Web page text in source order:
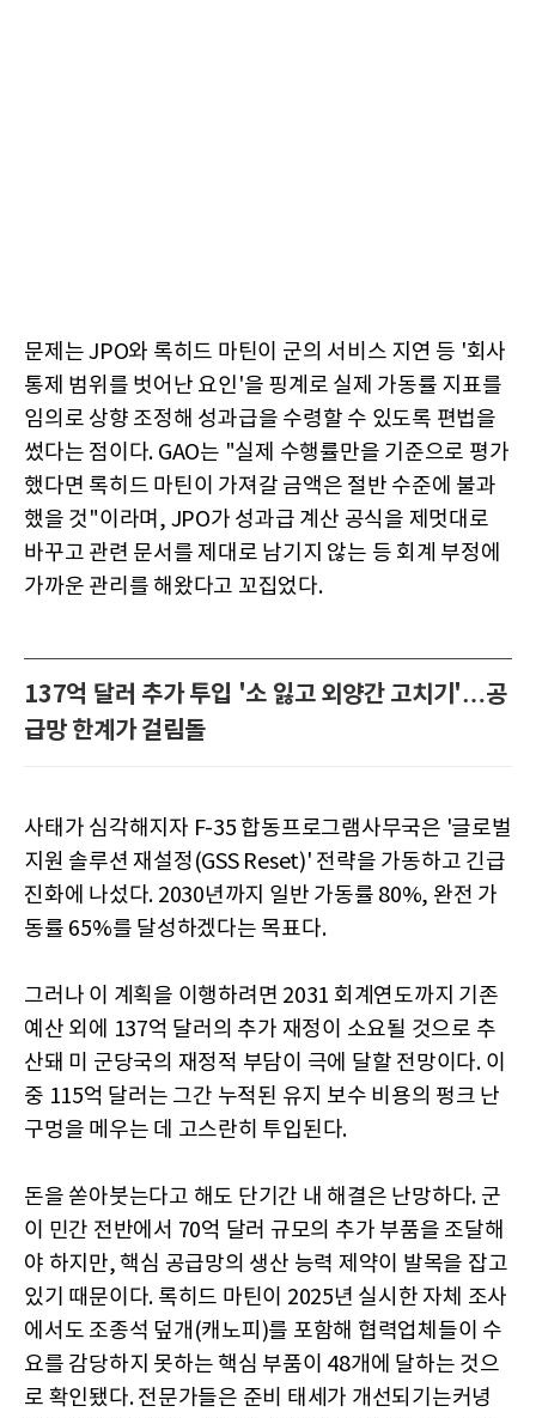
문제는 JPO와 록히드 마틴이 군의 서비스 지연 등 '회사
통제 범위를 벗어난 요인'을 핑계로 실제 가동률 지표를
임의로 상향 조정해 성과급을 수령할 수 있도록 편법을
썼다는 점이다. GAO는 "실제 수행률만을 기준으로 평가
했다면 록히드 마틴이 가져갈 금액은 절반 수준에 불과
했을 것"이라며, JPO가 성과급 계산 공식을 제멋대로
바꾸고 관련 문서를 제대로 남기지 않는 등 회계 부정에
가까운 관리를 해왔다고 꼬집었다.
137억 달러 추가 투입 '소 잃고 외양간 고치기'…공
급망 한계가 걸림돌
사태가 심각해지자 F-35 합동프로그램사무국은 '글로벌
지원 솔루션 재설정(GSS Reset)' 전략을 가동하고 긴급
진화에 나섰다. 2030년까지 일반 가동률 80%, 완전 가
동률 65%를 달성하겠다는 목표다.
그러나 이 계획을 이행하려면 2031 회계연도까지 기존
예산 외에 137억 달러의 추가 재정이 소요될 것으로 추
산돼 미 군당국의 재정적 부담이 극에 달할 전망이다. 이
중 115억 달러는 그간 누적된 유지 보수 비용의 펑크 난
구멍을 메우는 데 고스란히 투입된다.
돈을 쏟아붓는다고 해도 단기간 내 해결은 난망하다. 군
이 민간 전반에서 70억 달러 규모의 추가 부품을 조달해
야 하지만, 핵심 공급망의 생산 능력 제약이 발목을 잡고
있기 때문이다. 록히드 마틴이 2025년 실시한 자체 조사
에서도 조종석 덮개(캐노피)를 포함해 협력업체들이 수
요를 감당하지 못하는 핵심 부품이 48개에 달하는 것으
로 확인됐다. 전문가들은 준비 태세가 개선되기는커녕